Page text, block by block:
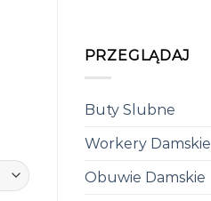
PRZEGLĄDAJ
Buty Slubne
Workery Damskie
Obuwie Damskie